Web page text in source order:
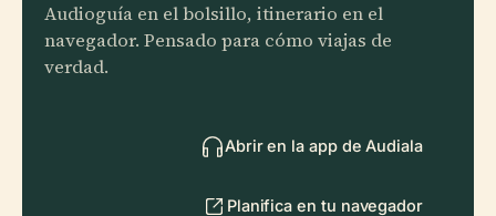
Audioguía en el bolsillo, itinerario en el
navegador. Pensado para cómo viajas de
verdad.
Abrir en la app de Audiala
Planifica en tu navegador